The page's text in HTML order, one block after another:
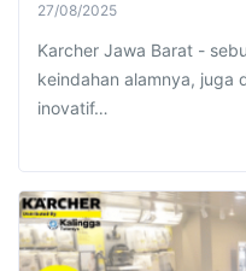
27/08/2025
Karcher Jawa Barat -
keindahan alamnya, juga
inovatif…